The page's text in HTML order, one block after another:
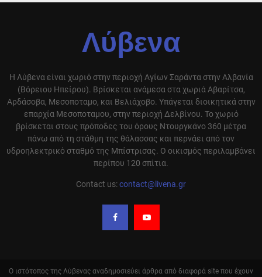
Λύβενα
Η Λύβενα είναι χωριό στην περιοχή Αγίων Σαράντα στην Αλβανία
(Βόρειου Ηπείρου). Βρίσκεται ανάμεσα στα χωριά Αβαρίτσα,
Αρδάσοβα, Μεσοποταμο, και Βελιάχοβο. Υπάγεται διοικητικά στην
επαρχία Μεσοποταμου, στην περιοχή Δελβίνου. Το χωριό
βρίσκεται στους πρόποδες του όρους Ντουργκάνο 360 μέτρα
πάνω από τη στάθμη της θάλασσας και περνάει από τον
υδροηλεκτρικό σταθμό της Μπίστρισας. Ο οικισμός περιλαμβάνει
περίπου 120 σπίτια.
Contact us:contact@livena.gr
Ο ιστότοπος της Λύβενας αναδημοσιεύει άρθρα από διαφορά site που έχουν